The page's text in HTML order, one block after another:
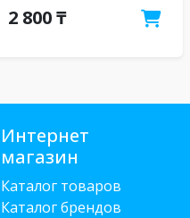
2 800 ₸
Интернет
магазин
Каталог товаров
Каталог брендов